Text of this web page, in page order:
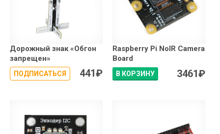
Дорожный знак «Обгон
запрещен»
ПОДПИСАТЬСЯ 441₽
Raspberry Pi NoIR Camera
Board
В КОРЗИНУ 3461₽